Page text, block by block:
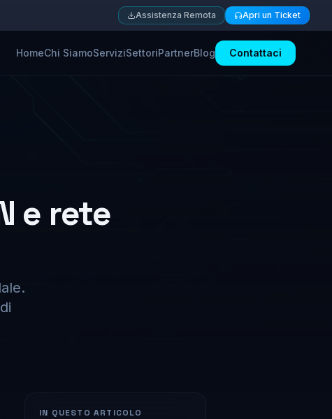
Assistenza Remota Apri un Ticket
HomeChi SiamoServiziSettoriPartnerBlog Contattaci
e rete
IN QUESTO ARTICOLO